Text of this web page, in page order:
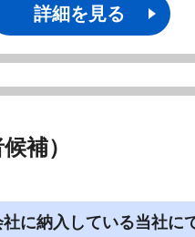
詳細を見る
補）
に納入している当社に